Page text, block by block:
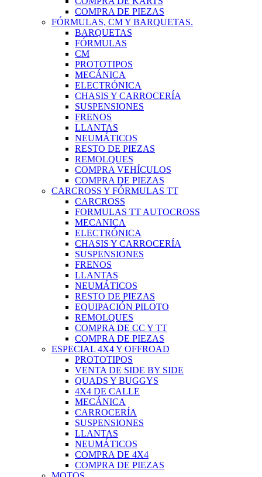
COMPRA DE PIEZAS
FÓRMULAS, CM Y BARQUETAS.
BARQUETAS
FÓRMULAS
CM
PROTOTIPOS
MECÁNICA
ELECTRÓNICA
CHASIS Y CARROCERÍA
SUSPENSIONES
FRENOS
LLANTAS
NEUMÁTICOS
RESTO DE PIEZAS
REMOLQUES
COMPRA VEHÍCULOS
COMPRA DE PIEZAS
CARCROSS Y FÓRMULAS TT
CARCROSS
FORMULAS TT AUTOCROSS
MECANICA
ELECTRÓNICA
CHASIS Y CARROCERÍA
SUSPENSIONES
FRENOS
LLANTAS
NEUMÁTICOS
RESTO DE PIEZAS
EQUIPACIÓN PILOTO
REMOLQUES
COMPRA DE CC Y TT
COMPRA DE PIEZAS
ESPECIAL 4X4 Y OFFROAD
PROTOTIPOS
VENTA DE SIDE BY SIDE
QUADS Y BUGGYS
4X4 DE CALLE
MECÁNICA
CARROCERÍA
SUSPENSIONES
LLANTAS
NEUMÁTICOS
COMPRA DE 4X4
COMPRA DE PIEZAS